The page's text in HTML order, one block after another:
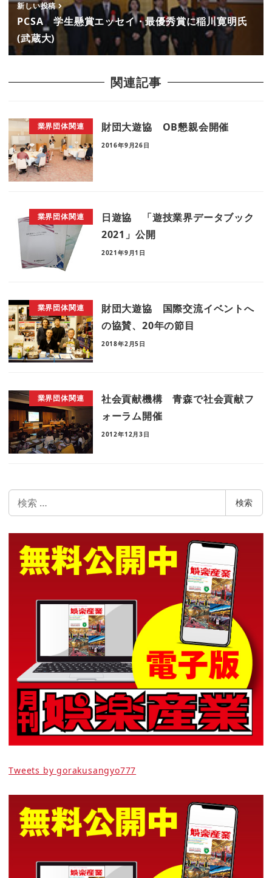
新しい投稿
PCSA 学生懸賞エッセイ・最優秀賞に稲川寛明氏
(武蔵大)
関連記事
業界団体関連 財団大遊協 OB懇親会開催
2016年9月26日
業界団体関連
日遊協 「遊技業界データブック
2021」公開
2021年9月1日
業界団体関連
財団大遊協 国際交流イベントへ
の協賛、20年の節目
2018年2月5日
業界団体関連
社会貢献機構 青森で社会貢献フ
ォーラム開催
2012年12月3日
索
検索
Tweets by gorakusangyo777